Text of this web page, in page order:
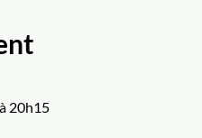
20h15